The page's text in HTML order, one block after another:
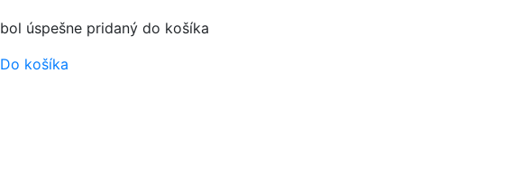
bol úspešne pridaný do košíka
Do košíka